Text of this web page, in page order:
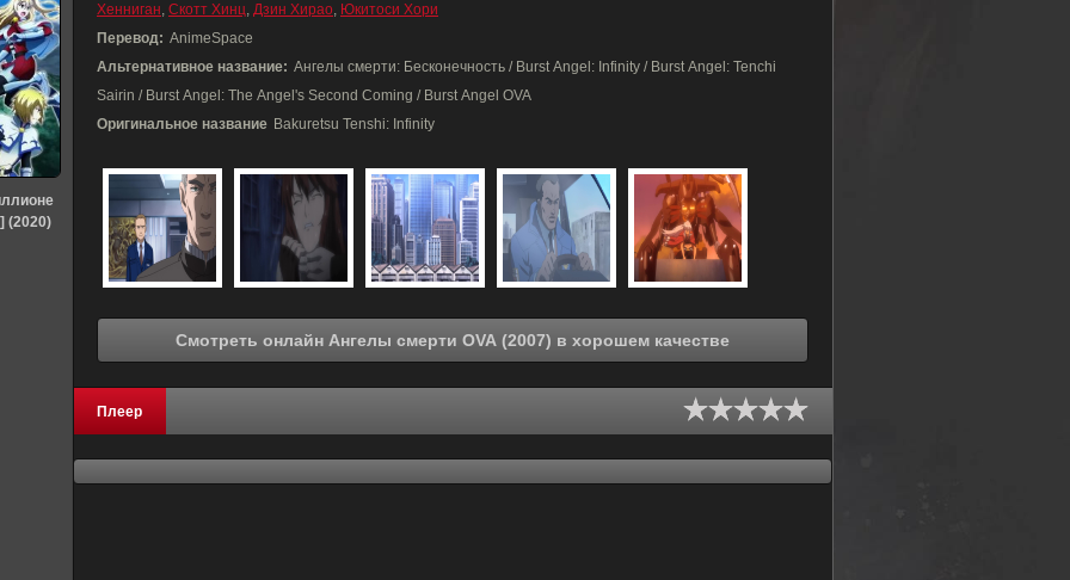
Хенниган, Скотт Хинц, Дзин Хирао, Юкитоси Хори
Перевод: AnimeSpace
Альтернативное название: Ангелы смерти: Бесконечность / Burst Angel: Infinity / Burst Angel: Tenchi
Sairin / Burst Angel: The Angel's Second Coming / Burst Angel OVA
Оригинальное название Bakuretsu Tenshi: Infinity
Смотреть онлайн Ангелы смерти OVA (2007) в хорошем качестве
Плеер
(2020)